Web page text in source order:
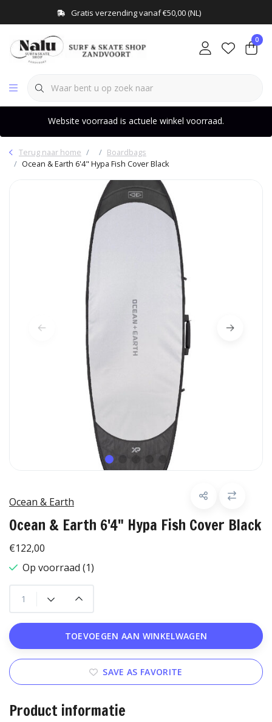
Gratis verzending vanaf €50,00 (NL)
0
Website voorraad is actuele winkel voorraad.
Terug naar home
Boardbags
Ocean & Earth 6'4" Hypa Fish Cover Black
Ocean & Earth
Ocean & Earth 6'4" Hypa Fish Cover Black
€122,00
Op voorraad (1)
TOEVOEGEN AAN WINKELWAGEN
SAVE AS FAVORITE
Product informatie